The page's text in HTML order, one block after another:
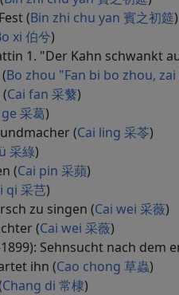
(Bin zhi chu yan 賓之初筵)
xi 伯兮)
1. "Der Kahn schwankt
Bo zhou "Fan bi bo zhou,
Cai fan 采蘩)
采葛)
(Cai ling 采苓)
采綠)
(Cai pin 采蘋)
qi 采芑)
zu singen (Cai wei 采薇)
(Cai wei 采薇)
Sehnsucht nach dem
ihn (Cao chong 草蟲)
Chang di 常棣)